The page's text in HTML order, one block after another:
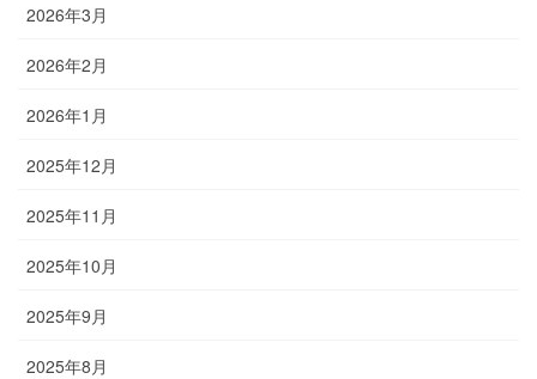
2026年3月
2026年2月
2026年1月
2025年12月
2025年11月
2025年10月
2025年9月
2025年8月